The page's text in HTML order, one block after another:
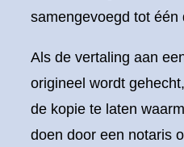
samengevoegd tot één
Als de vertaling aan
origineel wordt
de kopie te laten
doen door een notaris